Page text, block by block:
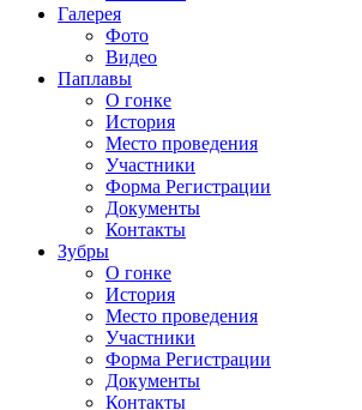
Галерея
Фото
Видео
Паплавы
О гонке
История
Место проведения
Участники
Форма Регистрации
Документы
Контакты
Зубры
О гонке
История
Место проведения
Участники
Форма Регистрации
Документы
Контакты